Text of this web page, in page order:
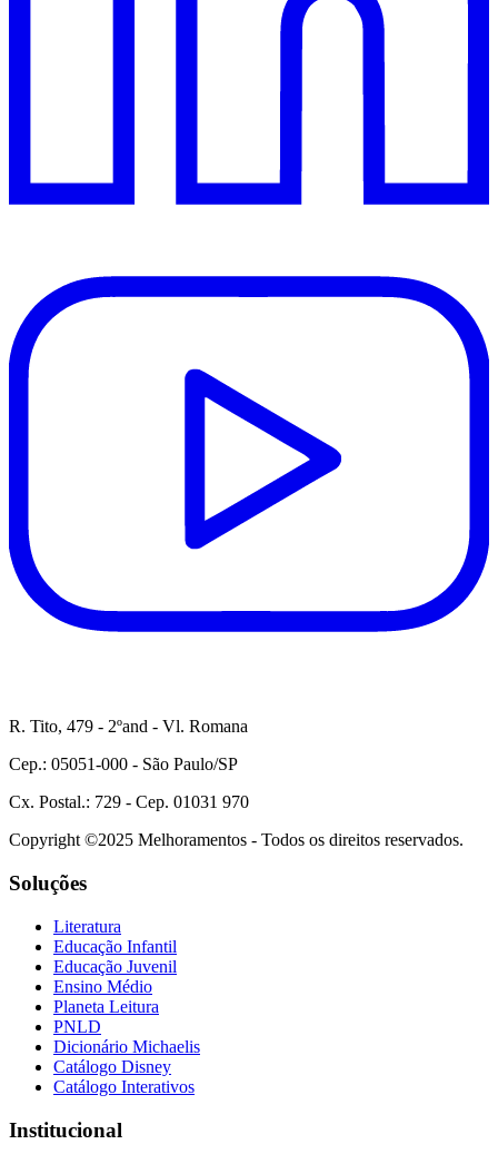
R. Tito, 479 - 2ºand - Vl. Romana
Cep.: 05051-000 - São Paulo/SP
Cx. Postal.: 729 - Cep. 01031 970
Copyright ©2025 Melhoramentos - Todos os direitos reservados.
Soluções
Literatura
Educação Infantil
Educação Juvenil
Ensino Médio
Planeta Leitura
PNLD
Dicionário Michaelis
Catálogo Disney
Catálogo Interativos
Institucional